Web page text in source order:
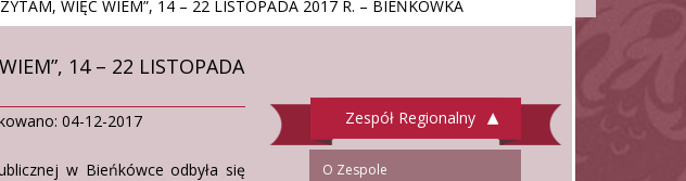
WIĘC WIEM”, 14 – 22 LISTOPADA 2017 R. – BIEŃKÓWKA
14 – 22 LISTOPADA
04-12-2017
w Bieńkówce odbyła się
Zespół Regionalny
O Zespole